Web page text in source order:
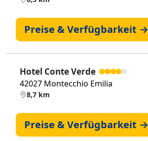
Preise & Verfügbarkeit →
Hotel Conte Verde
42027 Montecchio Emilia
8,7 km
Preise & Verfügbarkeit →